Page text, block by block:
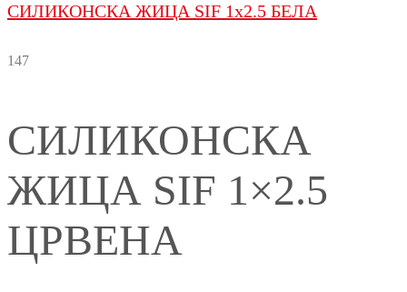
СИЛИКОНСКА ЖИЦА SIF 1x2.5 БЕЛА
147
СИЛИКОНСКА
ЖИЦА SIF 1×2.5
ЦРВЕНА